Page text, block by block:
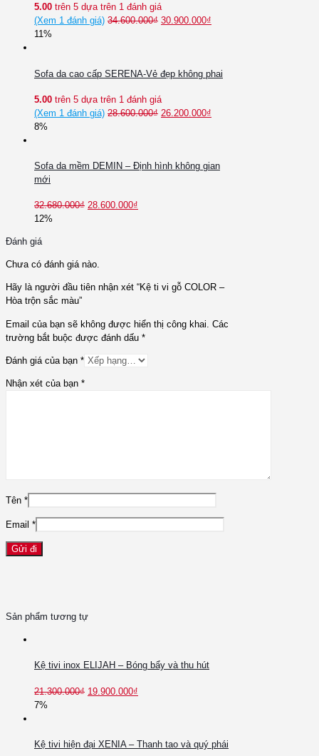
5.00 trên 5 dựa trên 1 đánh giá
(Xem 1 đánh giá) 34.600.000₫ 30.900.000₫
11%
Sofa da cao cấp SERENA-Vẻ đẹp không phai
5.00 trên 5 dựa trên 1 đánh giá
(Xem 1 đánh giá) 28.600.000₫ 26.200.000₫
8%
Sofa da mềm DEMIN – Định hình không gian
mới
32.680.000₫ 28.600.000₫
12%
Đánh giá
Chưa có đánh giá nào.
Hãy là người đầu tiên nhận xét “Kệ ti vi gỗ COLOR –
Hòa trộn sắc màu”
Email của bạn sẽ không được hiển thị công khai. Các
trường bắt buộc được đánh dấu *
Đánh giá của bạn *
Nhận xét của bạn *
Tên *
Email *
Sản phẩm tương tự
Kệ tivi inox ELIJAH – Bóng bẩy và thu hút
21.300.000₫ 19.900.000₫
7%
Kệ tivi hiện đại XENIA – Thanh tao và quý phái